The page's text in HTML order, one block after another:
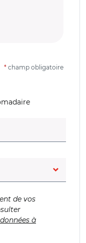
* champ obligatoire
de vos
à